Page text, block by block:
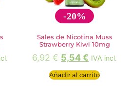
-20%
Sales de Nicotina Muss
Strawberry Kiwi 10mg
6,92€ 5,54€ IVA incl.
Añadir al carrito